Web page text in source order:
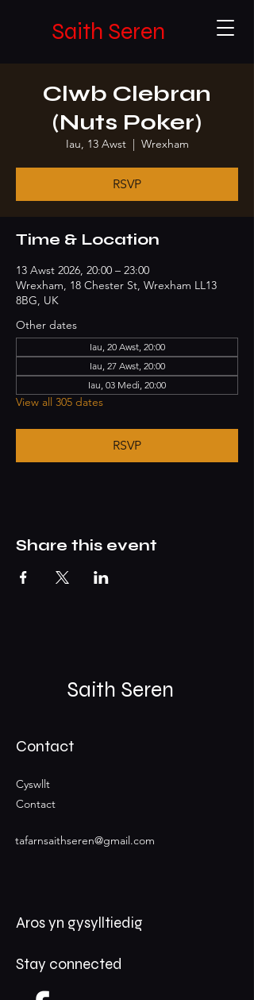
Saith Seren
Clwb Clebran
(Nuts Poker)
Iau, 13 Awst
  |
Wrexham
RSVP
Time & Location
13 Awst 2026, 20:00 – 23:00
Wrexham, 18 Chester St, Wrexham LL13
8BG, UK
Other dates
Iau, 20 Awst, 20:00
Iau, 27 Awst, 20:00
Iau, 03 Medi, 20:00
View all 305 dates
RSVP
Share this event
Saith Seren
Contact
Cyswllt
Contact
tafarnsaithseren@gmail.com
Aros yn gysylltiedig
Stay connected